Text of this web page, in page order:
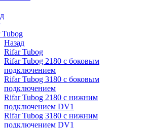
Назад
Rifar Tubog
Rifar Tubog 2180 с боковым
подключением
Rifar Tubog 3180 с боковым
подключением
Rifar Tubog 2180 с нижним
подключением DV1
Rifar Tubog 3180 с нижним
подключением DV1